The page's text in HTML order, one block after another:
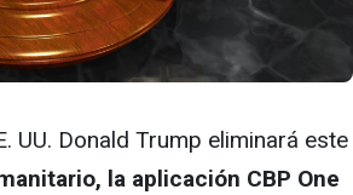
UU. Donald Trump eliminará este
la aplicación CBP One